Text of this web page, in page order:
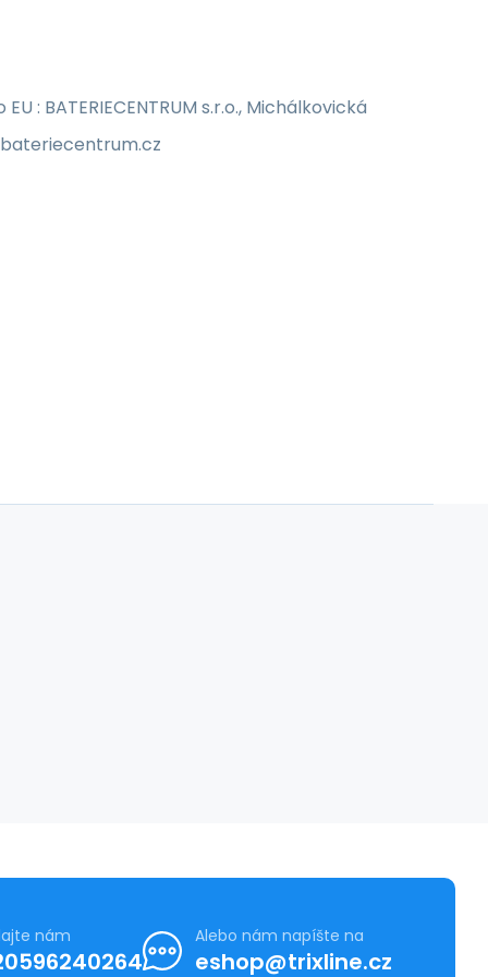
BATERIECENTRUM s.r.o., Michálkovická
nám Alebo nám napíšte na
eshop@trixline.cz